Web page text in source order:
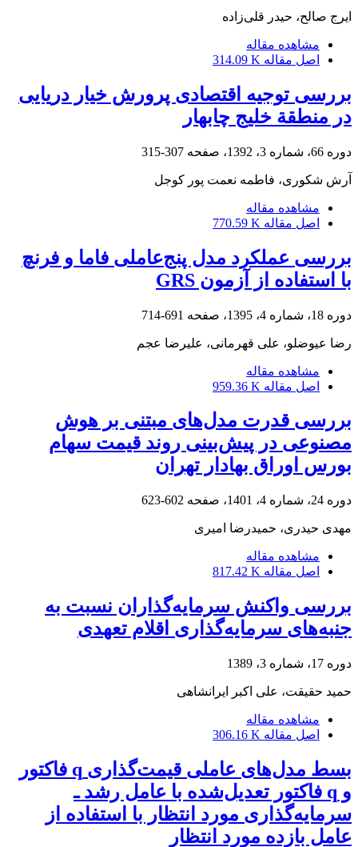
ایرج صالح، حیدر قلی‌زاده
مشاهده مقاله
اصل مقاله 314.09 K
بررسی توجیه اقتصادی پرورش خیار دریایی
در منطقة خلیج چابهار
دوره 66، شماره 3، 1392، صفحه 307-315
آرش شکوری، فاطمه نعمت پور کوجل
مشاهده مقاله
اصل مقاله 770.59 K
بررسی عملکرد مدل پنج‌عاملی فاما و فرنچ
با استفاده از آزمون GRS
دوره 18، شماره 4، 1395، صفحه 691-714
رضا عیوضلو، علی قهرمانی، علیرضا عجم
مشاهده مقاله
اصل مقاله 959.36 K
بررسی قدرت مدل‌های مبتنی بر هوش
مصنوعی در پیش‌بینی روند قیمت سهام
بورس اوراق بهادار تهران
دوره 24، شماره 4، 1401، صفحه 602-623
مهدی حیدری، حمیدرضا امیری
مشاهده مقاله
اصل مقاله 817.42 K
بررسی واکنش سرمایه‌گذاران نسبت به
جنبه‌های ‌سرمایه‌گذاری اقلام تعهدی
دوره 17، شماره 3، 1389
حمید حقیقت، علی اکبر ایرانشاهی
مشاهده مقاله
اصل مقاله 306.16 K
بسط مدل‌های عاملی قیمت‌گذاری q فاکتور
و q فاکتور تعدیل‌شده با عامل رشد ـ
سرمایه‌گذاری مورد انتظار با استفاده از
عامل بازده مورد انتظار